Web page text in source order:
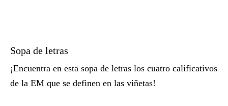
Sopa de letras
¡Encuentra en esta sopa de letras los cuatro calificativos
de la EM que se definen en las viñetas!